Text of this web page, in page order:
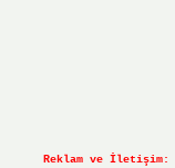
Reklam ve İletişim: